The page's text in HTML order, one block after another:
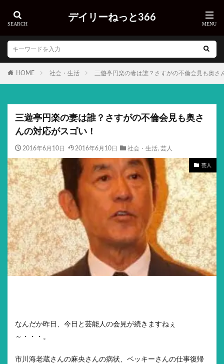
デイリーねっと366
HOME 社会・生活 三遊亭円楽の妻は誰？さすがの不倫会見も奥さ
三遊亭円楽の妻は誰？さすがの不倫会見も奥さ
んの対応がスゴい！
2016年6月10日 2016年6月10日 社会・生活, 芸人
芸人
なんだか昨日、今日と芸能人の会見が続きますねぇ
～・・・。
市川海老蔵さんの麻央さんの病状、ベッキーさんの仕事復帰